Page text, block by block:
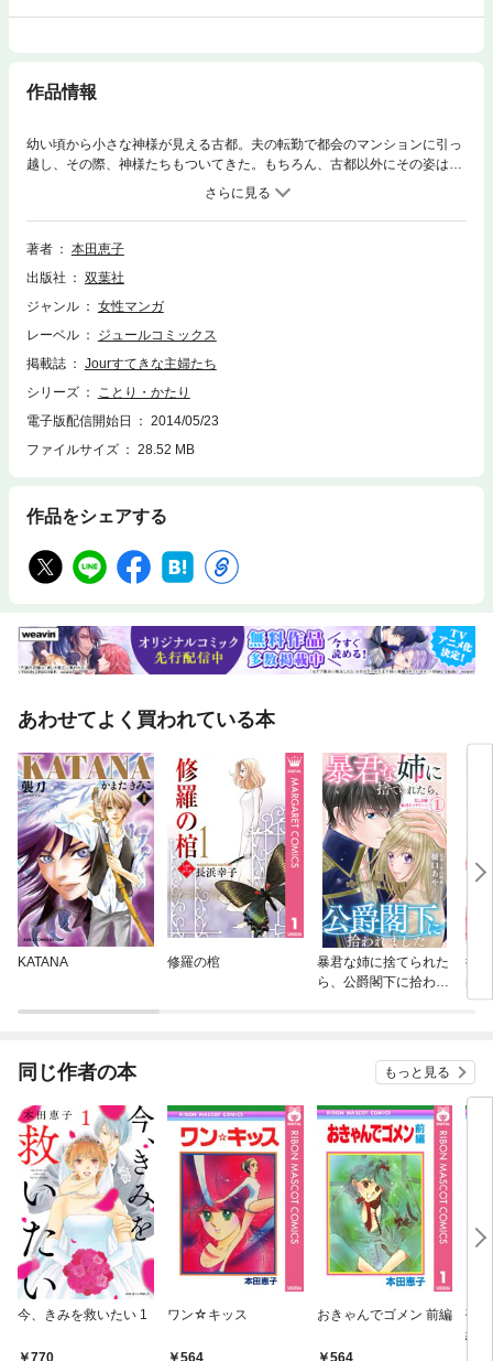
作品情報
幼い頃から小さな神様が見える古都。夫の転勤で都会のマンションに引っ
越し、その際、神様たちもついてきた。もちろん、古都以外にその姿は見
えない。穏やかに夫との暮らしが過ぎていったある日、女性とデートの約
束をしたメモを見つけてしまう。夫を信じている古都のために、神様たち
がふたりのデートの邪魔をするが、はたしてうまくいくか…。さらに、古
都が言（こと）の一族であることがわかる。その言の一族とは……!?
著者
本田恵子
出版社
双葉社
ジャンル
女性マンガ
レーベル
ジュールコミックス
掲載誌
Jourすてきな主婦たち
シリーズ
ことり・かたり
電子版配信開始日
2014/05/23
ファイルサイズ
28.52 MB
作品をシェアする
あわせてよく買われている本
KATANA 修羅の棺
暴君な姉に捨てられた
ら、公爵閣下に拾われ
捨
同じ作者の本 もっと見る
今、きみを救いたい 1
770
ワン☆キッス
564
おきゃんでゴメン 前編
564
夢
編